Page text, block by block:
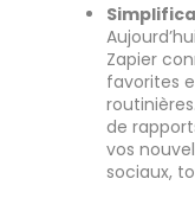
Zapier
favorites
de
vos
sociaux,